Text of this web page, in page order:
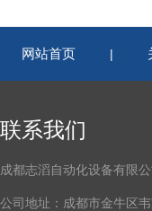
网站首页 |
联系我们
成都志滔自动化设备有限公
公司地址：成都市金牛区